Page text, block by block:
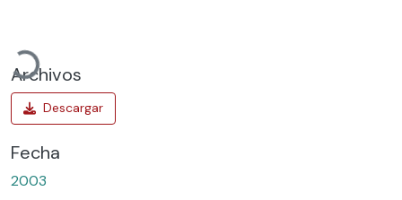
Cargando...
Archivos
Fecha
2003